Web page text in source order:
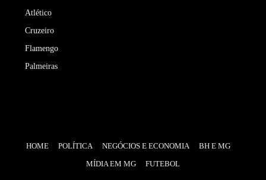
Atlético
Cruzeiro
Flamengo
Palmeiras
HOME POLÍTICA NEGÓCIOS E ECONOMIA
BH E MG
MÍDIA EM MG
FUTEBOL